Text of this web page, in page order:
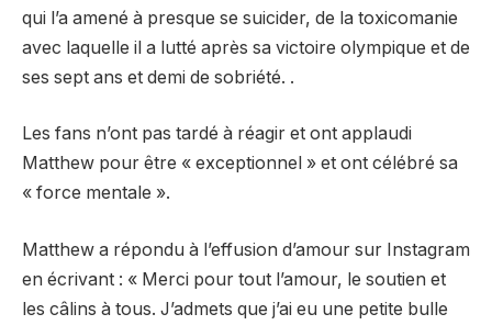
qui l’a amené à presque se suicider, de la toxicomanie
avec laquelle il a lutté après sa victoire olympique et de
ses sept ans et demi de sobriété. .
Les fans n’ont pas tardé à réagir et ont applaudi
Matthew pour être « exceptionnel » et ont célébré sa
« force mentale ».
Matthew a répondu à l’effusion d’amour sur Instagram
en écrivant : « Merci pour tout l’amour, le soutien et
les câlins à tous. J’admets que j’ai eu une petite bulle